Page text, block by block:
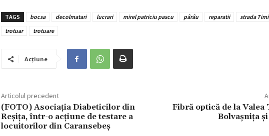
TAGS bocsa decolmatari lucrari mirel patriciu pascu pârâu reparatii
strada
trotuar
trotuare
Acțiune
Articolul precedent
(FOTO) Asociația Diabeticilor din
Reșița, într-o acțiune de testare a
locuitorilor din Caransebeș
Fibră optică de la
Bolvașnița